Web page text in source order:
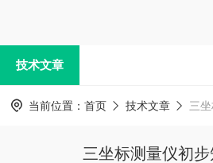
技术文章
当前位置： 首页 技术文章 三
三坐标测量仪初